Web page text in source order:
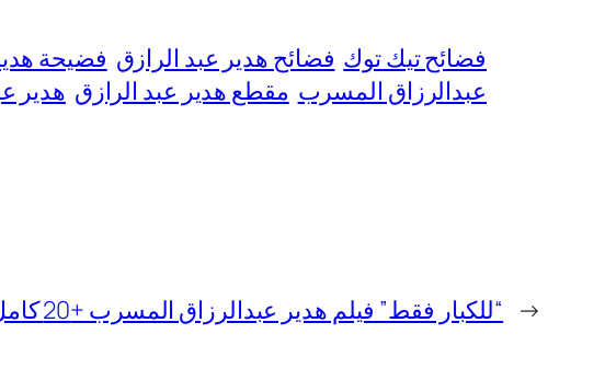
فضائح تيك توك فضائح هدير عبد الرازق فضيحة
عبدالرزاق المسرب مقطع هدير عبد الرازق هدير
← “للكبار فقط” فيلم هدير عبدالرزاق المسرب +20 كامل بدقة عالية